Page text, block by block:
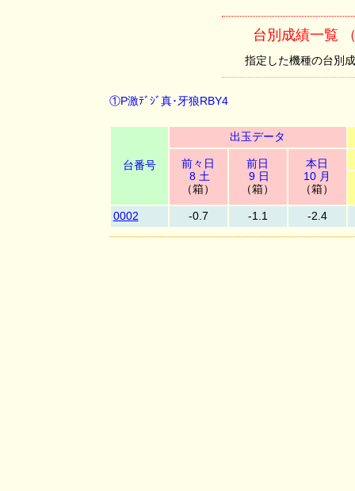
台別成績一覧
指定した機種の台別
①P激ﾃﾞｼﾞ真･牙狼RBY4
台番号
出玉データ
前々日
8 土
（箱）
前日
9 日
（箱）
本日
10 月
（箱）
0002 -0.7 -1.1 -2.4